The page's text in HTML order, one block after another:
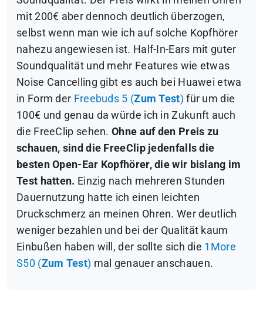
mit 200€ aber dennoch deutlich überzogen,
selbst wenn man wie ich auf solche Kopfhörer
nahezu angewiesen ist. Half-In-Ears mit guter
Soundqualität und mehr Features wie etwas
Noise Cancelling gibt es auch bei Huawei etwa
in Form der Freebuds 5 (Zum Test) für um die
100€ und genau da würde ich in Zukunft auch
die FreeClip sehen.Ohne auf den Preis zu
schauen, sind die FreeClip jedenfalls die
besten Open-Ear Kopfhörer, die wir bislang im
Test hatten. Einzig nach mehreren Stunden
Dauernutzung hatte ich einen leichten
Druckschmerz an meinen Ohren. Wer deutlich
weniger bezahlen und bei der Qualität kaum
Einbußen haben will, der sollte sich die 1More
S50 (Zum Test) mal genauer anschauen.